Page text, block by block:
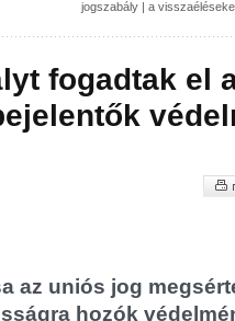
jogszabály | a
fogadtak el
az uniós jog
hozók